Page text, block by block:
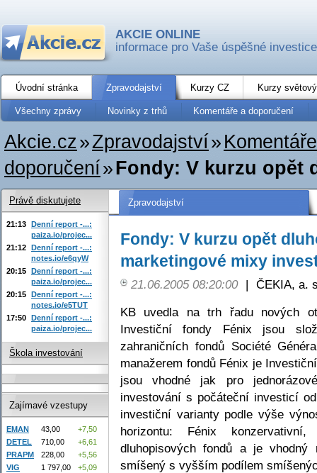
AKCIE ONLINE
informace pro Vaše úspěšné investice
Úvodní stránka Zpravodajství Kurzy CZ Kurzy
Všechny zprávy Novinky z trhů Komentáře a doporučení
Akcie.cz»Zpravodajství»
doporučení»Fondy: V kurzu opět
Zpravodajství
Fondy: V kurzu opět
marketingové mixy
21.06.2005 08:20:00 | ČEKIA, a.
KB uvedla na trh řadu nových
Investiční fondy Fénix jsou
zahraničních fondů Société
manažerem fondů Fénix je
jsou vhodné jak pro
investování s počáteční investicí
investiční varianty podle výše
horizontu: Fénix
dluhopisových fondů a je
smíšený s vyšším podílem
Právě diskutujete
21:13 Denní report -...:
paiza.io/projec...
21:12 Denní report -...:
notes.io/e6qyW
20:15 Denní report -...:
paiza.io/projec...
20:15 Denní report -...:
notes.io/e5TUT
17:50 Denní report -...:
paiza.io/projec...
Škola investování
Zajímavé vzestupy
EMAN 43,00
+7,50
DETEL
710,00
+6,61
PRAPM
228,00
+5,56
VIG
1 797,00
+5,09